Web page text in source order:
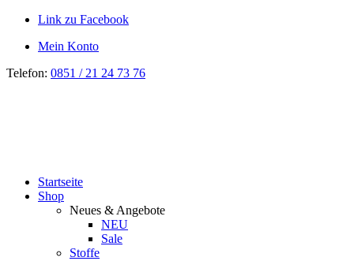
Link zu Facebook
Mein Konto
Telefon: 0851 / 21 24 73 76
Startseite
Shop
Neues & Angebote
NEU
Sale
Stoffe